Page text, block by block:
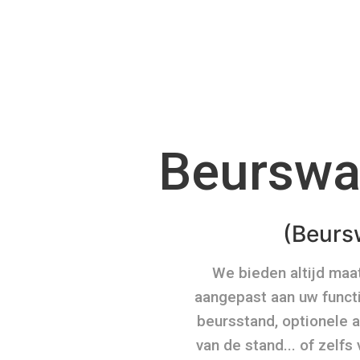
We bieden altijd
aangepast aan uw
beursstand, optionele
van de stand... of